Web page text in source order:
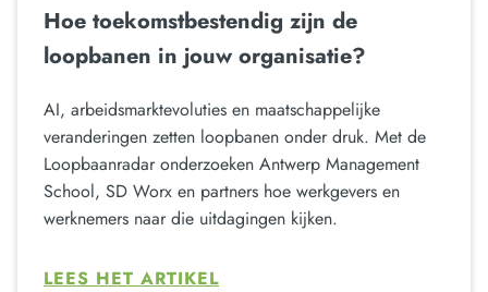
Hoe toekomstbestendig zijn de
loopbanen in jouw organisatie?
AI, arbeidsmarktevoluties en maatschappelijke
veranderingen zetten loopbanen onder druk. Met de
Loopbaanradar onderzoeken Antwerp Management
School, SD Worx en partners hoe werkgevers en
werknemers naar die uitdagingen kijken.
LEES HET ARTIKEL